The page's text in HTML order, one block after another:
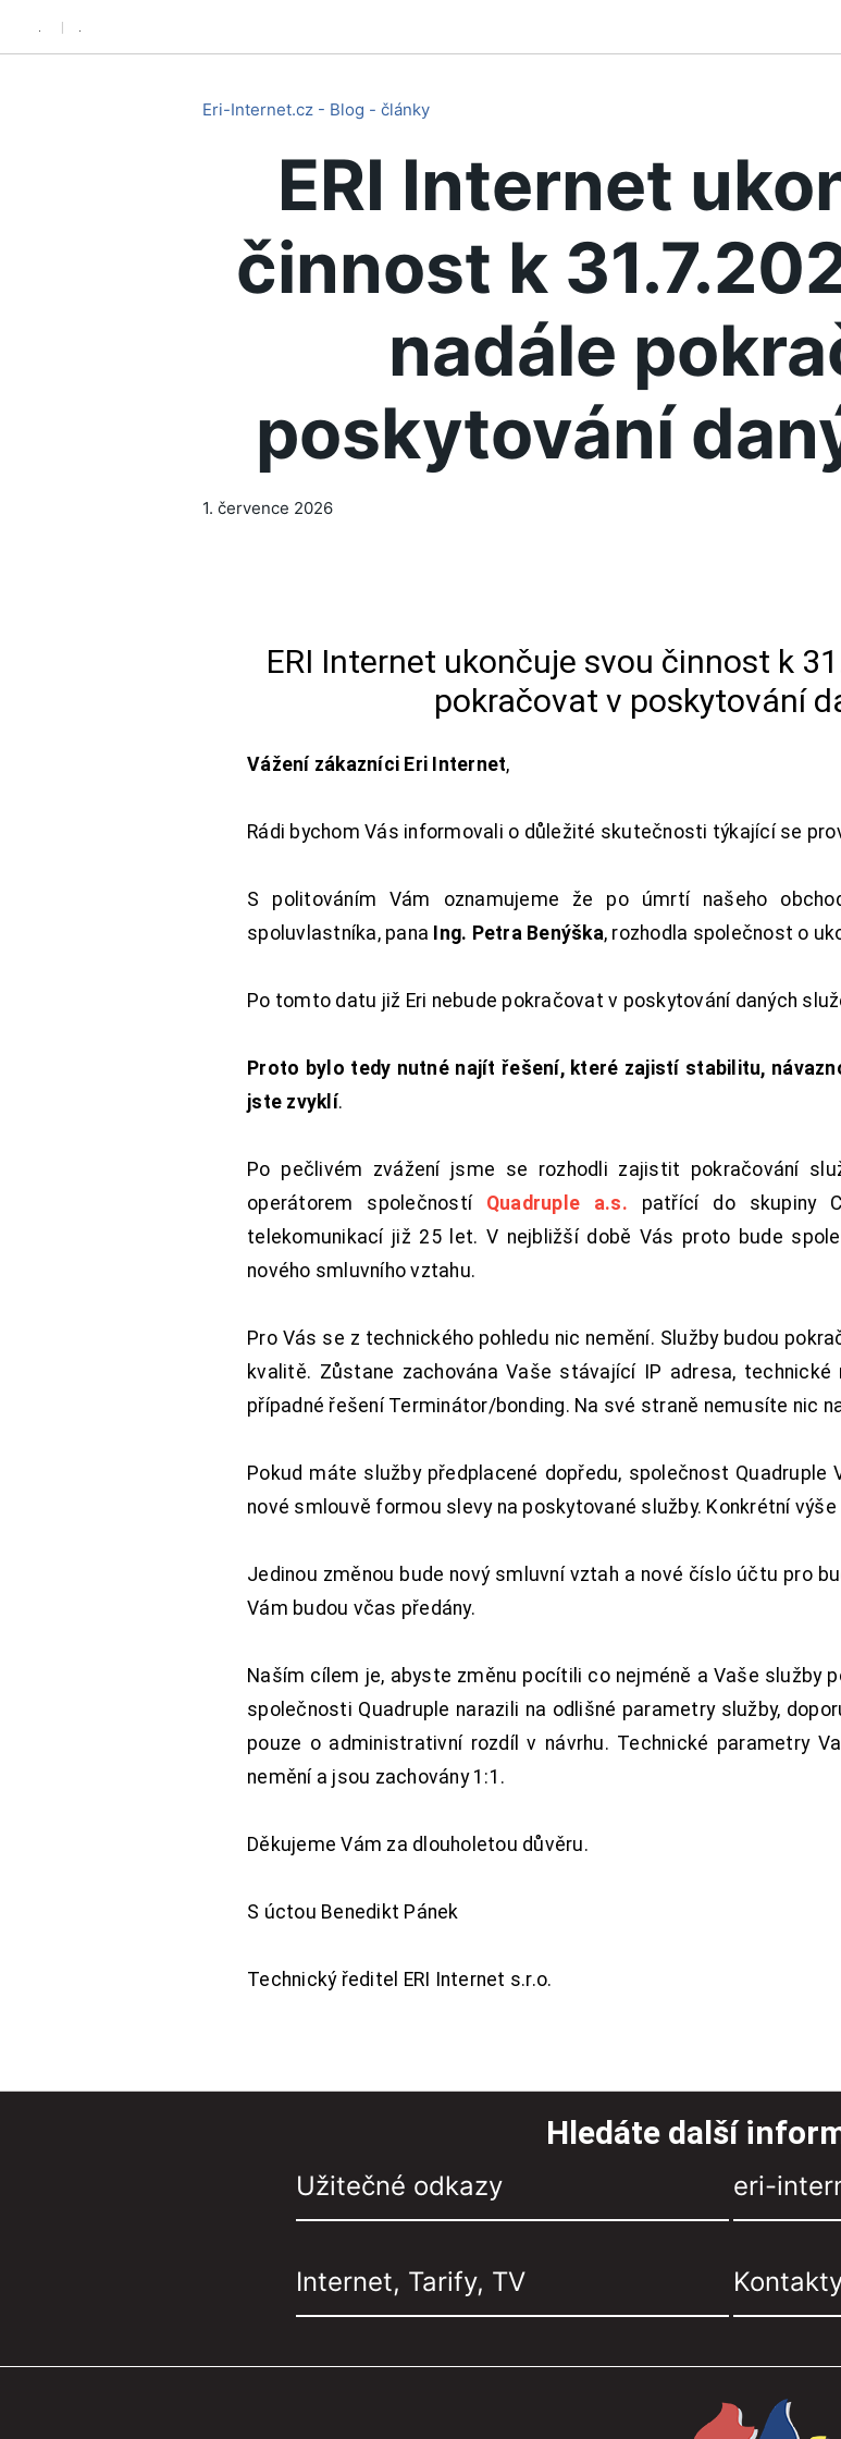
. .
Eri-Internet.cz - Blog - články
ERI Internet
činnost k
nadále
poskytování
1. července 2026
ERI Internet ukončuje svou činnost k
pokračovat v poskytování
Vážení zákazníci Eri Internet,
Rádi bychom Vás informovali o důležité skutečnosti týkající se
S politováním Vám oznamujeme že po úmrtí našeho
spoluvlastníka, pana Ing. Petra Benýška, rozhodla společnost o
Po tomto datu již Eri nebude pokračovat v poskytování daných
Proto bylo tedy nutné najít řešení, které zajistí stabilitu,
jste zvyklí.
Po pečlivém zvážení jsme se rozhodli zajistit pokračování
operátorem společností Quadruple a.s. patřící do skupiny
telekomunikací již 25 let. V nejbližší době Vás proto bude
nového smluvního vztahu.
Pro Vás se z technického pohledu nic nemění. Služby budou
kvalitě. Zůstane zachována Vaše stávající IP adresa,
případné řešení Terminátor/bonding. Na své straně nemusíte nic
Pokud máte služby předplacené dopředu, společnost Quadruple
nové smlouvě formou slevy na poskytované služby. Konkrétní
Jedinou změnou bude nový smluvní vztah a nové číslo účtu pro
Vám budou včas předány.
Naším cílem je, abyste změnu pocítili co nejméně a Vaše služby
společnosti Quadruple narazili na odlišné parametry služby,
pouze o administrativní rozdíl v návrhu. Technické parametry
nemění a jsou zachovány 1:1.
Děkujeme Vám za dlouholetou důvěru.
S úctou Benedikt Pánek
Technický ředitel ERI Internet s.r.o.
Hledáte další
Užitečné odkazy eri-
Internet, Tarify, TV